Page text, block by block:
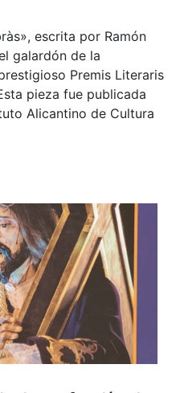
, escrita por Ramón
galardón de la
Premis Literaris
pieza fue publicada
Alicantino de Cultura